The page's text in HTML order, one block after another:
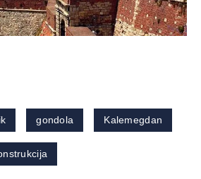
gondola Kalemegdan